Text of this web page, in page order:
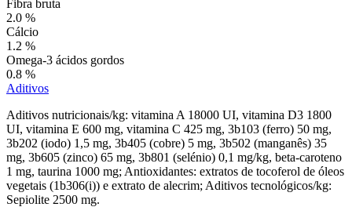
Fibra bruta
2.0 %
Cálcio
1.2 %
Omega-3 ácidos gordos
0.8 %
Aditivos
Aditivos nutricionais/kg: vitamina A 18000 UI, vitamina D3 1800
UI, vitamina E 600 mg, vitamina C 425 mg, 3b103 (ferro) 50 mg,
3b202 (iodo) 1,5 mg, 3b405 (cobre) 5 mg, 3b502 (manganês) 35
mg, 3b605 (zinco) 65 mg, 3b801 (selénio) 0,1 mg/kg, beta-caroteno
1 mg, taurina 1000 mg; Antioxidantes: extratos de tocoferol de óleos
vegetais (1b306(i)) e extrato de alecrim; Aditivos tecnológicos/kg:
Sepiolite 2500 mg.